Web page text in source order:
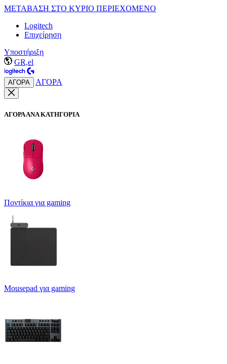
ΜΕΤΑΒΑΣΗ ΣΤΟ ΚΥΡΙΟ ΠΕΡΙΕΧΟΜΕΝΟ
Logitech
Επιχείρηση
Υποστήριξη
GR,el
ΑΓΟΡΑ ΑΓΟΡΑ
ΑΓΟΡΑ ΑΝΑ ΚΑΤΗΓΟΡΙΑ
Ποντίκια για gaming
Mousepad για gaming